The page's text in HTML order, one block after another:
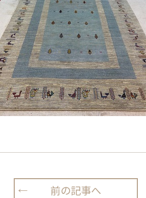
前の記事へ